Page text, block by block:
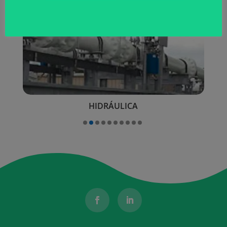
HIDRÁULICA